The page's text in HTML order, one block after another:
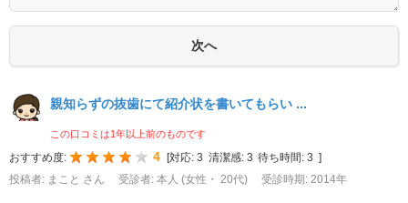
親知らずの抜歯にて紹介状を書いてもらい ...
この口コミは1年以上前のものです
おすすめ度: 4 [対応: 3 清潔感: 3 待ち時間: 3 ]
投稿者: まこと さん
受診者: 本人 (女性・ 20代) 受診時期: 2014年